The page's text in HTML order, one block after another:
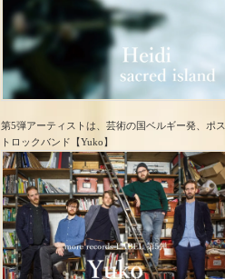
第5弾アーティストは、芸術の国ベルギー発、ポス
トロック​バンド【Yuko】